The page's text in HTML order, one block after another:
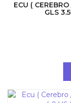
ECU (
GLS